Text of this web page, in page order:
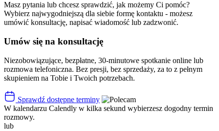
Masz pytania lub chcesz sprawdzić, jak możemy Ci pomóc?
Wybierz najwygodniejszą dla siebie formę kontaktu - możesz
umówić konsultację, napisać wiadomość lub zadzwonić.
Umów się na konsultację
Niezobowiązujące, bezpłatne, 30-minutowe spotkanie online lub
rozmowa telefoniczna. Bez presji, bez sprzedaży, za to z pełnym
skupieniem na Tobie i Twoich potrzebach.
Sprawdź dostępne terminy
W kalendarzu Calendly w kilka sekund wybierzesz dogodny termin
rozmowy.
lub